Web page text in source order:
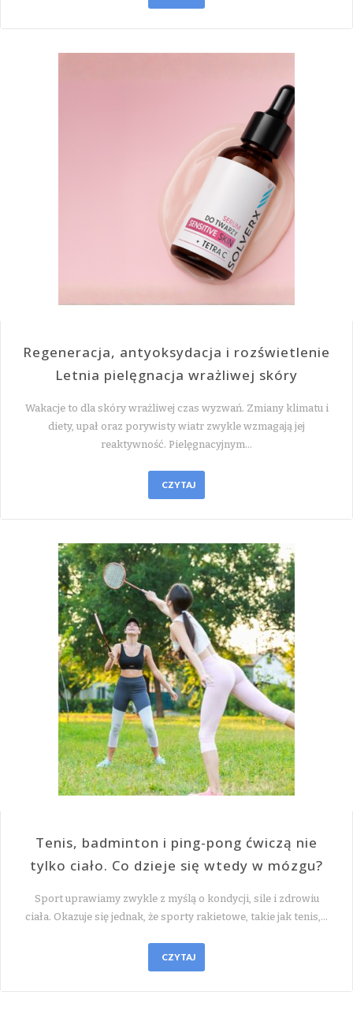
Regeneracja, antyoksydacja i rozświetlenie
Letnia pielęgnacja wrażliwej skóry
Wakacje to dla skóry wrażliwej czas wyzwań. Zmiany klimatu i
diety, upał oraz porywisty wiatr zwykle wzmagają jej
reaktywność. Pielęgnacyjnym…
CZYTAJ
Tenis, badminton i ping-pong ćwiczą nie
tylko ciało. Co dzieje się wtedy w mózgu?
Sport uprawiamy zwykle z myślą o kondycji, sile i zdrowiu
ciała. Okazuje się jednak, że sporty rakietowe, takie jak tenis,…
CZYTAJ